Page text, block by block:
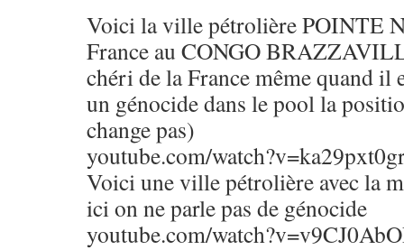
Voici la ville pétrolière POINTE
France au CONGO
chéri de la France même quand il
un génocide dans le pool la
change pas)
youtube.com/
Voici une ville pétrolière avec la
ici on ne parle pas de génocide
youtube.com/